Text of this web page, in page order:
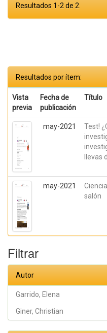
Resultados 1-2 de 2.
Resultados por ítem:
Vista
previa
Fecha de
publicación
Título
may-2021
Test!
llevas
may-2021
salón
Filtrar
Autor
Garrido, Elena
Giner, Christian